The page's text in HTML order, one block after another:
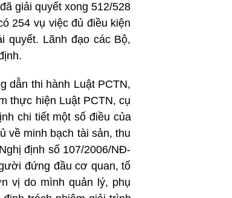
giải quyết xong 512/528
254 vụ việc đủ điều kiện
quyết. Lãnh đạo các Bộ,
dẫn thi hành Luật PCTN,
thực hiện Luật PCTN, cụ
chi tiết một số điều của
về minh bạch tài sản, thu
định số 107/2006/NĐ-
đứng đầu cơ quan, tổ
vị do mình quản lý, phụ